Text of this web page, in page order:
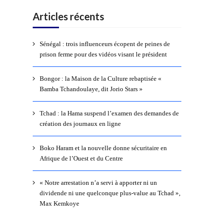
Articles récents
Sénégal : trois influenceurs écopent de peines de
prison ferme pour des vidéos visant le président
Bongor : la Maison de la Culture rebaptisée «
Bamba Tchandoulaye, dit Jorio Stars »
Tchad : la Hama suspend l’examen des demandes de
création des journaux en ligne
Boko Haram et la nouvelle donne sécuritaire en
Afrique de l’Ouest et du Centre
« Notre arrestation n’a servi à apporter ni un
dividende ni une quelconque plus-value au Tchad »,
Max Kemkoye